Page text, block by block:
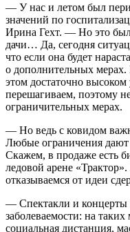
— У нас и летом был
значений по
Ирина Гехт. — Но это был
дачи… Да, сегодня
что если она будет
о дополнительных
этом достаточно
перешагиваем, поэтому
ограничительных мерах.
— Но ведь с ковидом
Любые ограничения дают
Скажем, в продаже есть
ледовой арене
отказываемся от идеи
— Спектакли и концерты
заболеваемости: на
социальная дистанция,